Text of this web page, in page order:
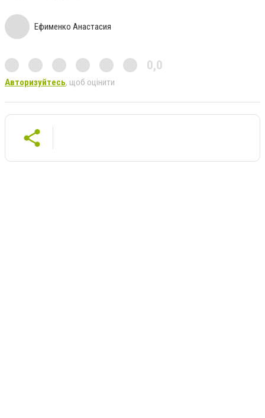
Ефименко Анастасия
0,0
Авторизуйтесь, щоб оцінити